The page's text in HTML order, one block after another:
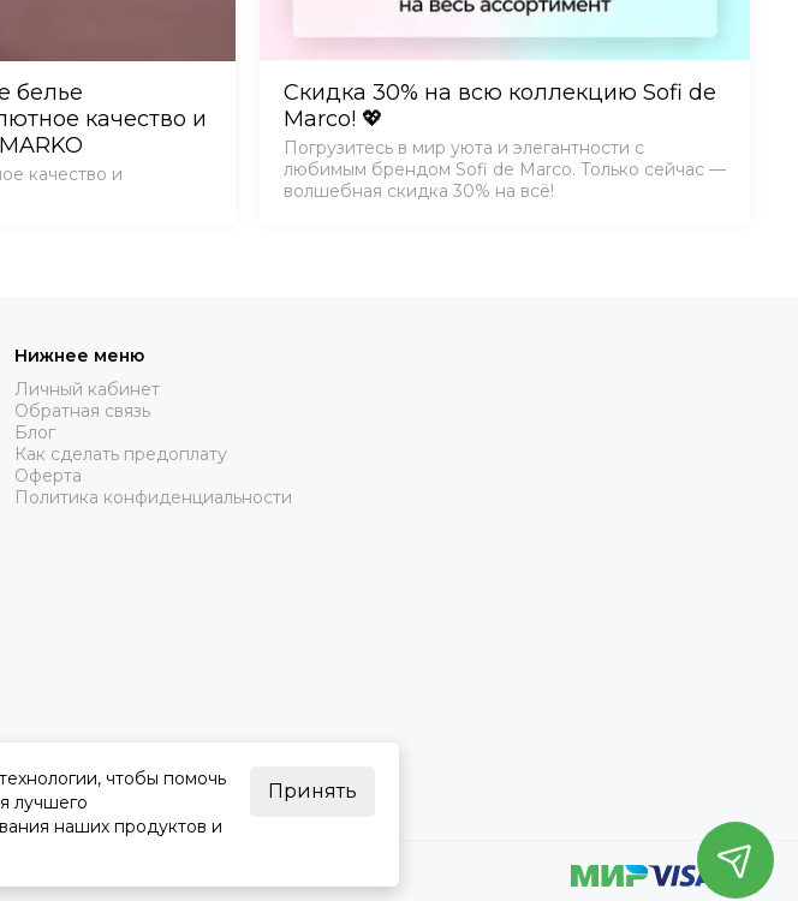
белье
качество и
качество и
Скидка 30% на всю коллекцию Sofi de
Marco! 💖
Погрузитесь в мир уюта и элегантности с
любимым брендом Sofi de Marco. Только сейчас —
волшебная скидка 30% на всё!
Нижнее меню
Личный кабинет
Обратная связь
Блог
Как сделать предоплату
Оферта
Политика конфиденциальности
чтобы помочь
лучшего
наших продуктов и
Принять